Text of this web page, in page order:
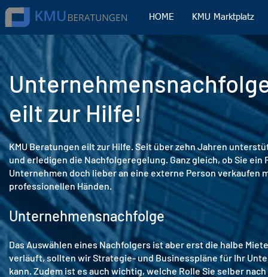
HOME KMU Marktplatz
eilt zur Hilfe!
KMU Beratungen eilt zur Hilfe. Seit über zehn Jahren
und erledigen die Nachfolgeregelung. Ganz gleich, ob Sie
Unternehmen doch lieber an eine externe Person verkaufen
professionellen Händen.
Unternehmensnachfolge
Das Auswählen eines Nachfolgers ist aber erst die halbe
verläuft, sollten wir Strategie- und Businesspläne für Ihr
kann. Zudem ist es auch wichtig, welche Rolle Sie selber